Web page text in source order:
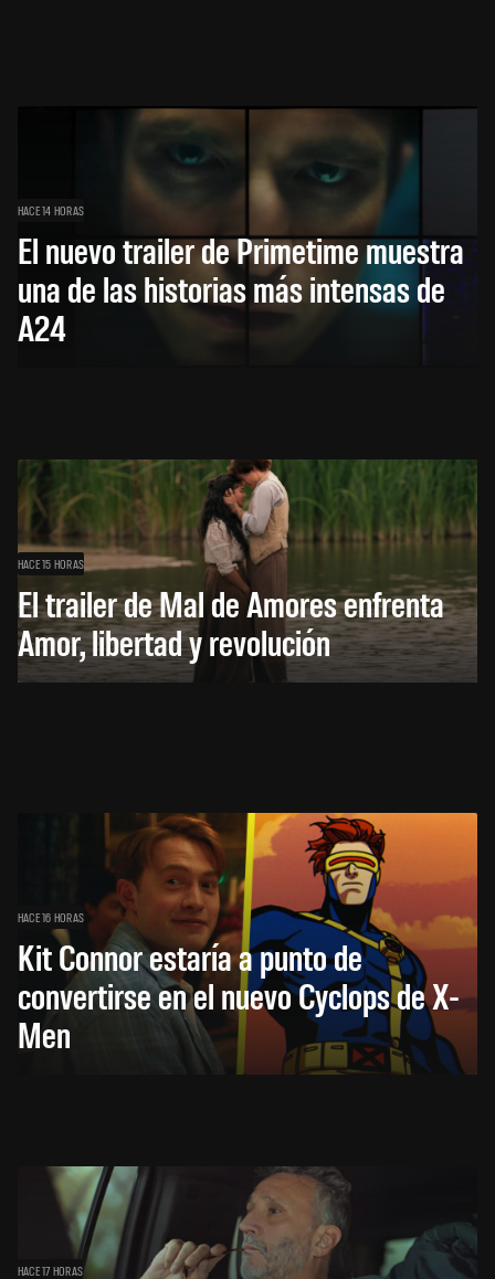
HACE 14 HORAS
El nuevo trailer de Primetime muestra
una de las historias más intensas de
A24
HACE 15 HORAS
El trailer de Mal de Amores enfrenta
Amor, libertad y revolución
HACE 16 HORAS
Kit Connor estaría a punto de
convertirse en el nuevo Cyclops de X-
Men
HACE 17 HORAS